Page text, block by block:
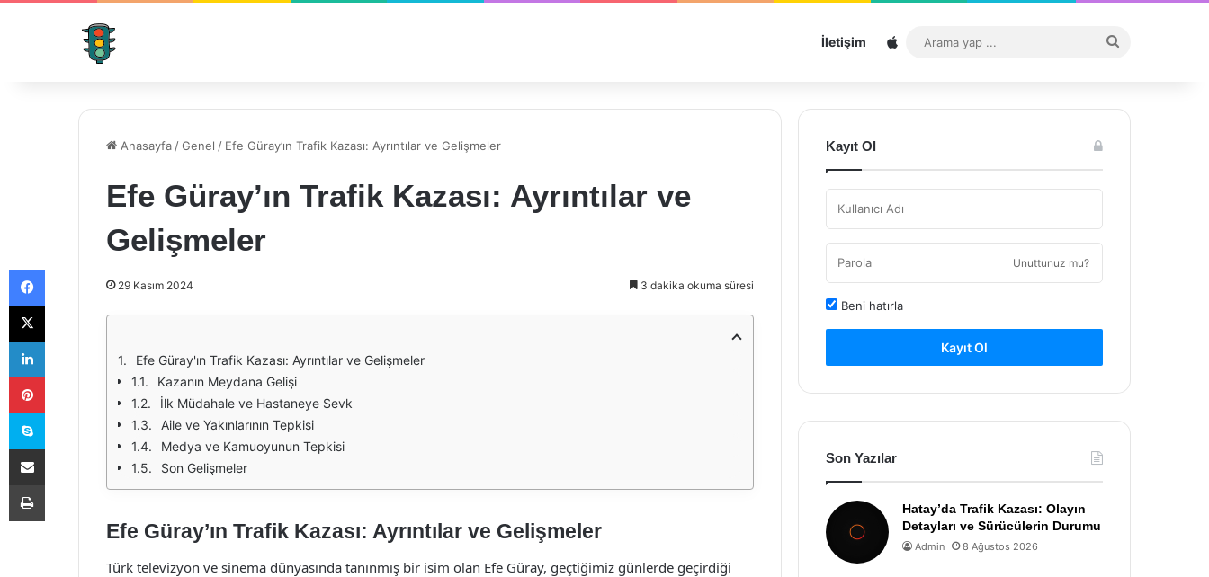
İletişim Sitemap
...
Anasayfa /Genel / Efe Güray’ın Trafik Kazası: Ayrıntılar ve Gelişmeler
Efe Güray’ın Trafik Kazası: Ayrıntılar ve
Gelişmeler
29 Kasım 2024 3 dakika okuma süresi
Efe Güray'ın Trafik Kazası: Ayrıntılar ve Gelişmeler
Kazanın Meydana Gelişi
İlk Müdahale ve Hastaneye Sevk
Aile ve Yakınlarının Tepkisi
Medya ve Kamuoyunun Tepkisi
Son Gelişmeler
Efe Güray’ın Trafik Kazası: Ayrıntılar ve Gelişmeler
Türk televizyon ve sinema dünyasında tanınmış bir isim olan Efe Güray, geçtiğimiz günlerde geçirdiği
Kayıt Ol
Unuttunuz mu?
Beni hatırla
Kayıt Ol
Son Yazılar
Hatay’da Trafik Kazası: Olayın
Detayları ve Sürücülerin Durumu
Admin 8 Ağustos 2026
Facebook
X
LinkedIn
Pinterest
Skype
E-Posta ile paylaş